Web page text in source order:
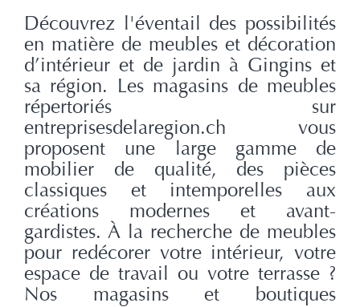
Découvrez l'éventail des possibilités
en matière de meubles et décoration
d’intérieur et de jardin à Gingins et
sa région. Les magasins de meubles
répertoriés sur
entreprisesdelaregion.ch vous
proposent une large gamme de
mobilier de qualité, des pièces
classiques et intemporelles aux
créations modernes et avant-
gardistes. À la recherche de meubles
pour redécorer votre intérieur, votre
espace de travail ou votre terrasse ?
Nos magasins et boutiques